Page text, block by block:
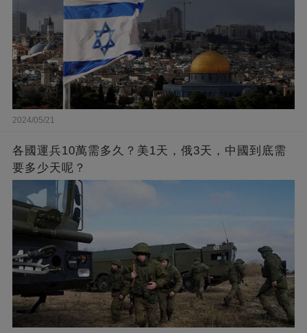
2024/05/21
各國運兵10萬需多久？美1天，俄3天，中國到底需
要多少天呢？